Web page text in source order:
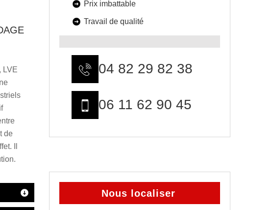
LVE
de
Il
Prix imbattable
Travail de qualité
04 82 29 82 38
06 11 62 90 45
Nous localiser